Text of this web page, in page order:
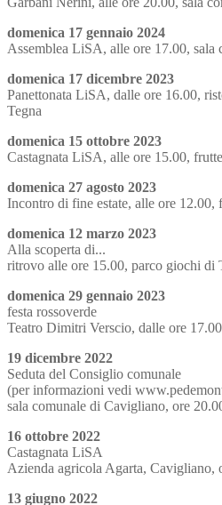
domenica 17 gennaio 2024
Assemblea LiSA, alle ore 17.00, sala
domenica 17 dicembre 2023
Panettonata LiSA, dalle ore 16.00,
Tegna
domenica 15 ottobre 2023
Castagnata LiSA, alle ore 15.00,
domenica 27 agosto 2023
Incontro di fine estate, alle ore
domenica 12 marzo 2023
Alla scoperta di...
ritrovo alle ore 15.00, parco giochi di
domenica 29 gennaio 2023
festa rossoverde
Teatro Dimitri Verscio, dalle ore 17.00
19 dicembre 2022
Seduta del Consiglio comunale
(per informazioni vedi
sala comunale di Cavigliano, ore
16 ottobre 2022
Castagnata LiSA
Azienda agricola Agarta, Cavigliano,
13 giugno 2022